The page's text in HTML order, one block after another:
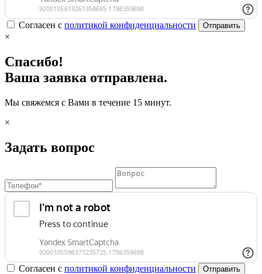
Согласен с политикой конфиденциальности Отправить
×
Спасибо!
Ваша заявка отправлена.
Мы свяжемся с Вами в течение 15 минут.
×
Задать вопрос
Согласен с политикой конфиденциальности Отправить